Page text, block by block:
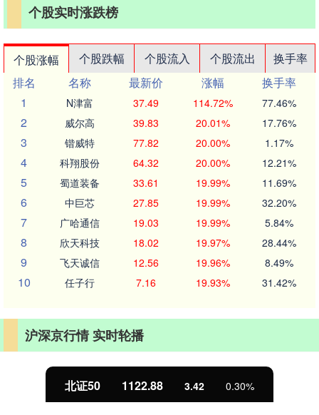
个股实时涨跌榜
个股涨幅 个股跌幅 个股流入 个股流出
换手率
排名
名称 最新价 涨幅
换手率
1
N津富 37.49 114.72% 77.46%
2 威尔高 39.83 20.01% 17.76%
3 锴威特 77.82 20.00% 1.17%
4 科翔股份 64.32 20.00% 12.21%
5 蜀道装备 33.61 19.99% 11.69%
6 中巨芯 27.85 19.99% 32.20%
7 广哈通信 19.03 19.99% 5.84%
8 欣天科技 18.02 19.97% 28.44%
9 飞天诚信 12.56 19.96% 8.49%
10 任子行 7.16 19.93% 31.42%
沪深京行情 实时轮播
北证50 1122.88 3.42 0.30%